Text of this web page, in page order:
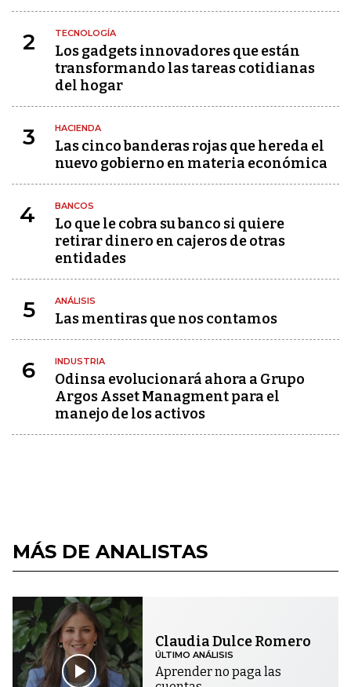
2 TECNOLOGÍA
Los gadgets innovadores que están
transformando las tareas cotidianas
del hogar
3 HACIENDA
Las cinco banderas rojas que hereda el
nuevo gobierno en materia económica
4 BANCOS
Lo que le cobra su banco si quiere
retirar dinero en cajeros de otras
entidades
5 ANÁLISIS
Las mentiras que nos contamos
6 INDUSTRIA
Odinsa evolucionará ahora a Grupo
Argos Asset Managment para el
manejo de los activos
MÁS DE ANALISTAS
Claudia Dulce Romero
ÚLTIMO ANÁLISIS
Aprender no paga las